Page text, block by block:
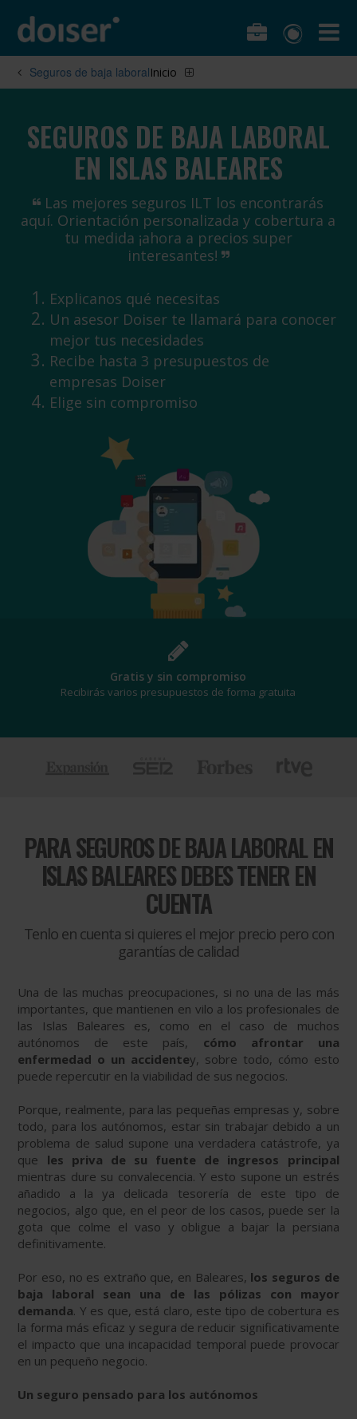
Seguros de baja laboralInicio
SEGUROS DE BAJA LABORAL
EN ISLAS BALEARES
Las mejores seguros ILT los encontrarás
aquí. Orientación personalizada y cobertura a
tu medida ¡ahora a precios super
interesantes!
Explicanos qué necesitas
Un asesor Doiser te llamará para conocer
mejor tus necesidades
Recibe hasta 3 presupuestos de
empresas Doiser
Elige sin compromiso
¡Al mejor precio!
Te beneficiarás de los mejores descuentos
PARASEGUROS DE BAJA LABORAL EN
ISLAS BALEARES DEBES TENER EN
CUENTA
Tenlo en cuenta si quieres el mejor precio pero con
garantías de calidad
Una de las muchas preocupaciones, si no una de las más
importantes, que mantienen en vilo a los profesionales de
las Islas Baleares es, como en el caso de muchos
autónomos de este país, cómo afrontar una
enfermedad o un accidentey, sobre todo, cómo esto
puede repercutir en la viabilidad de sus negocios.
Porque, realmente, para las pequeñas empresas y, sobre
todo, para los autónomos, estar sin trabajar debido a un
problema de salud supone una verdadera catástrofe, ya
que les priva de su fuente de ingresos principal
mientras dure su convalecencia. Y esto supone un estrés
añadido a la ya delicada tesorería de este tipo de
negocios, algo que, en el peor de los casos, puede ser la
gota que colme el vaso y obligue a bajar la persiana
definitivamente.
Por eso, no es extraño que, en Baleares, los seguros de
baja laboral sean una de las pólizas con mayor
demanda. Y es que, está claro, este tipo de cobertura es
la forma más eficaz y segura de reducir significativamente
el impacto que una incapacidad temporal puede provocar
en un pequeño negocio.
Un seguro pensado para los autónomos